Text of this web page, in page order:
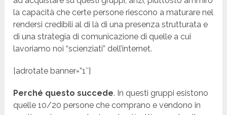
la capacità che certe persone riescono a maturare nel
rendersi credibili al di là di una presenza strutturata e
di una strategia di comunicazione di quelle a cui
lavoriamo noi “scienziati” dell’internet.
[adrotate banner=”1″]
Perché questo succede. In questi gruppi esistono
quelle 10/20 persone che comprano e vendono in